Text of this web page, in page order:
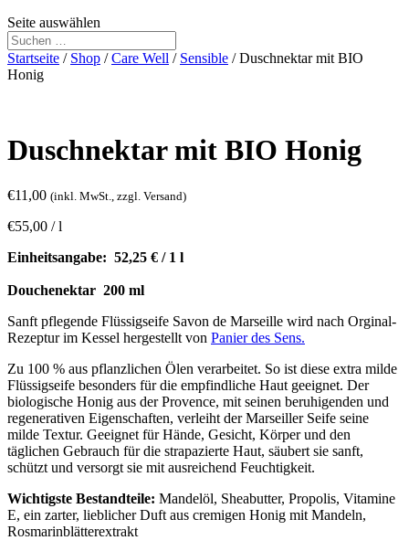
Seite auswählen
Startseite / Shop /Care Well / Sensible / Duschnektar mit BIO
Honig
Duschnektar mit BIO Honig
€11,00 (inkl. MwSt., zzgl. Versand)
€55,00 /l
Einheitsangabe: 52,25 € / 1 l
Douchenektar 200 ml
Sanft pflegende Flüssigseife Savon de Marseille wird nach Orginal-
Rezeptur im Kessel hergestellt von Panier des Sens.
Zu 100 % aus pflanzlichen Ölen verarbeitet. So ist diese extra milde
Flüssigseife besonders für die empfindliche Haut geeignet. Der
biologische Honig aus der Provence, mit seinen beruhigenden und
regenerativen Eigenschaften, verleiht der Marseiller Seife seine
milde Textur. Geeignet für Hände, Gesicht, Körper und den
täglichen Gebrauch für die strapazierte Haut, säubert sie sanft,
schützt und versorgt sie mit ausreichend Feuchtigkeit.
Wichtigste Bestandteile: Mandelöl, Sheabutter, Propolis, Vitamine
E, ein zarter, lieblicher Duft aus cremigen Honig mit Mandeln,
Rosmarinblätterextrakt